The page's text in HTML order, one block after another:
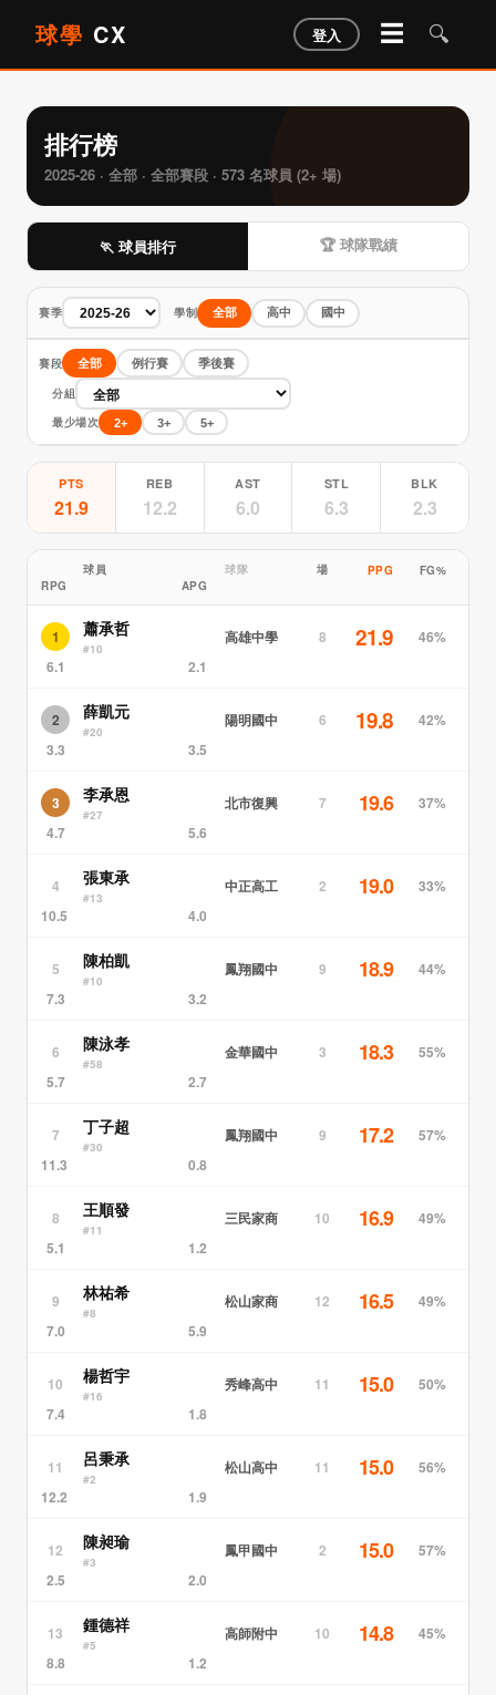
球學 CX 登入 ☰ 🔍
排行榜
2025-26 · 全部 · 全部賽段 · 573 名球員 (2+ 場)
🏃 球員排行 🏆 球隊戰績
賽季 學制 全部 高中 國中
賽段 全部 例行賽 季後賽
分組
最少場次
2+ 3+ 5+
PTS
21.9
REB
12.2
AST
6.0
STL
6.3
BLK
2.3
球員 球隊 場 PPG
FG%
RPG
APG
1 蕭承哲
#10
高雄中學 8 21.9
46%
6.1
2.1
2 薛凱元
#20
陽明國中 6 19.8
42%
3.3
3.5
3 李承恩
#27
北市復興 7 19.6
37%
4.7
5.6
4 張東承
#13
中正高工 2 19.0
33%
10.5
4.0
5 陳柏凱
#10
鳳翔國中 9 18.9
44%
7.3
3.2
6 陳泳孝
#58
金華國中 3 18.3
55%
5.7
2.7
7 丁子超
#30
鳳翔國中 9 17.2
57%
11.3
0.8
8 王順發
#11
三民家商 10 16.9
49%
5.1
1.2
9 林祐希
#8
松山家商 12 16.5
49%
7.0
5.9
10 楊哲宇
#16
秀峰高中 11 15.0
50%
7.4
1.8
11 呂秉承
#2
松山高中 11 15.0
56%
12.2
1.9
12 陳昶瑜
#3
鳳甲國中 2 15.0
57%
2.5
2.0
13 鍾德祥
#5
高師附中 10 14.8
45%
8.8
1.2